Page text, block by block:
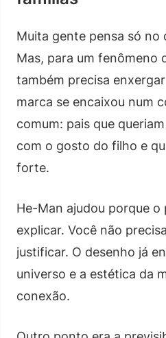
Muita gente pensa só no
Mas, para um fenômeno
também precisa
marca se encaixou num
comum: pais que
com o gosto do filho e
forte.
He-Man ajudou porque
explicar. Você não
justificar. O desenho já
universo e a estética da
conexão.